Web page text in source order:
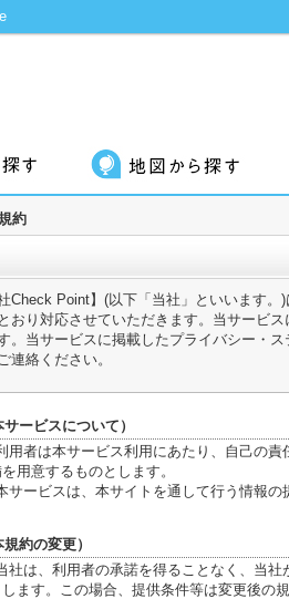
約
社Check Point】(以下「当社」といいます
おり対応させていただきます。当サービ
。当サービスに掲載したプライバシー・
連絡ください。
ービスについて）
用者は本サービス利用にあたり、自己の
用意するものとします。
サービスは、本サイトを通して行う情報
約の変更）
社は、利用者の承諾を得ることなく、当
します。この場合、提供条件等は変更後の